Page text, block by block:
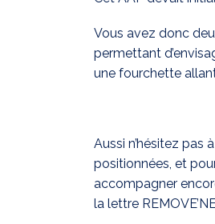
Vous avez donc
permettant
une fourchette
Aussi n’hésitez pas
positionnées, et
accompagner
la lettre